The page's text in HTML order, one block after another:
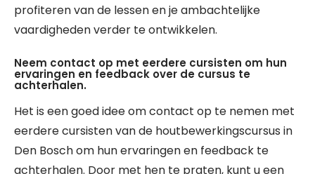
profiteren van de lessen en je ambachtelijke
vaardigheden verder te ontwikkelen.
Neem contact op met eerdere cursisten om hun
ervaringen en feedback over de cursus te
achterhalen.
Het is een goed idee om contact op te nemen met
eerdere cursisten van de houtbewerkingscursus in
Den Bosch om hun ervaringen en feedback te
achterhalen. Door met hen te praten, kunt u een